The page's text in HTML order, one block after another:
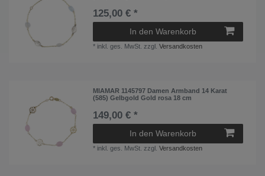
125,00 € *
In den Warenkorb
* inkl. ges. MwSt. zzgl.Versandkosten
MIAMAR 1145797 Damen Armband 14 Karat
(585) Gelbgold Gold rosa 18 cm
149,00 € *
In den Warenkorb
* inkl. ges. MwSt. zzgl.Versandkosten